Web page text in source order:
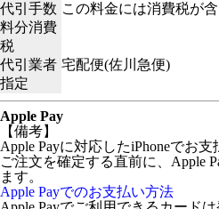
代引手数
料分消費
税
この料金には消費税が
代引業者
指定
宅配便(佐川急便)
Apple Pay
【備考】
Apple Payに対応したiPhoneでお支
ご注文を確定する直前に、Apple
ます。
Apple Payでのお支払い方法